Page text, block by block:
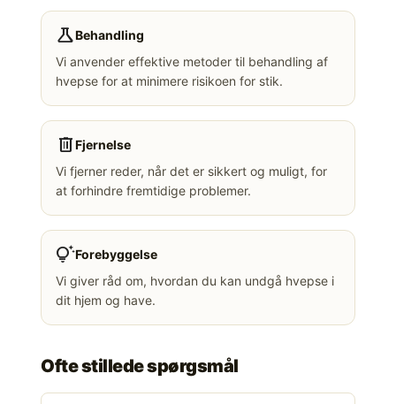
scienceBehandling
Vi anvender effektive metoder til behandling af
hvepse for at minimere risikoen for stik.
deleteFjernelse
Vi fjerner reder, når det er sikkert og muligt, for
at forhindre fremtidige problemer.
tips_and_updatesForebyggelse
Vi giver råd om, hvordan du kan undgå hvepse i
dit hjem og have.
Ofte stillede spørgsmål